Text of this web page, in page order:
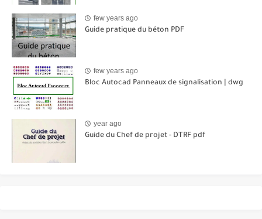
few years ago
Guide pratique du béton PDF
few years ago
Bloc Autocad Panneaux de signalisation | dwg
year ago
Guide du Chef de projet - DTRF pdf